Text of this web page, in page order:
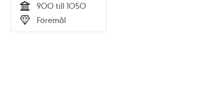
Tid
900 till 1050
Typ
Föremål